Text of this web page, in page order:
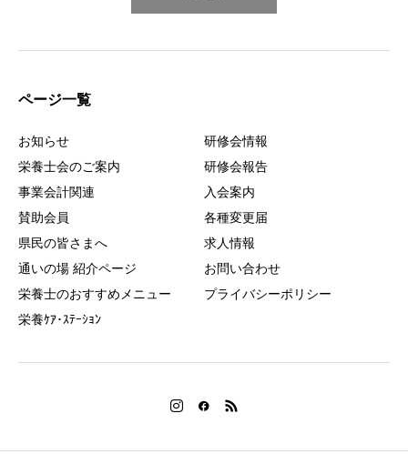
ページ一覧
お知らせ
栄養士会のご案内
事業会計関連
賛助会員
県民の皆さまへ
通いの場 紹介ページ
栄養士のおすすめメニュー
栄養ｹｱ･ｽﾃｰｼｮﾝ
研修会情報
研修会報告
入会案内
各種変更届
求人情報
お問い合わせ
プライバシーポリシー